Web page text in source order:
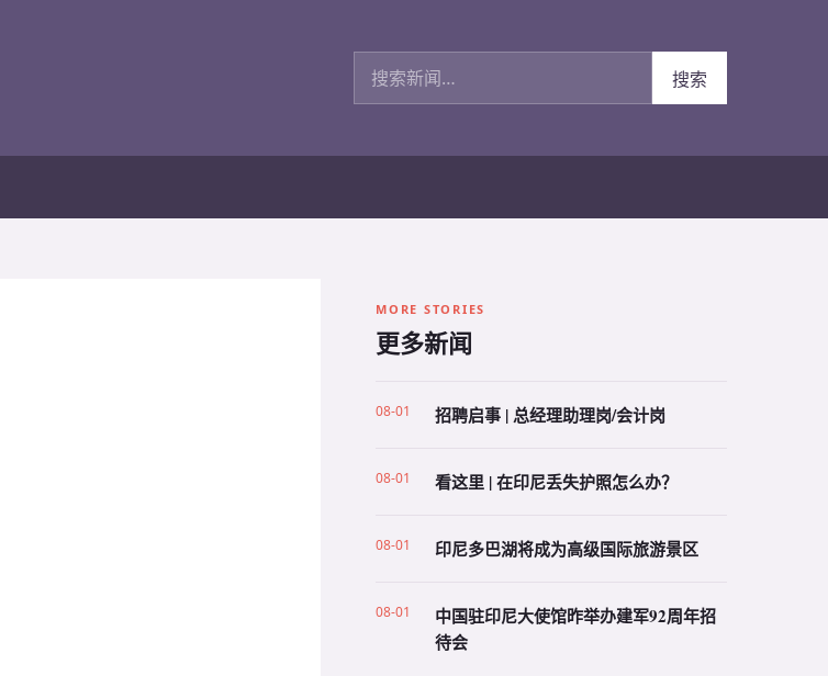
搜索新闻
搜索
MORE STORIES
更多新闻
08-01 招聘启事 | 总经理助理岗/会计岗
08-01 看这里 | 在印尼丢失护照怎么办？
08-01 印尼多巴湖将成为高级国际旅游景区
08-01
中国驻印尼大使馆昨举办建军92周年招
待会